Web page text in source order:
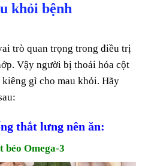
khỏi bệnh
trò quan trọng trong điều trị
Vậy người bị thoái hóa cột
gì cho mau khỏi. Hãy
thắt lưng nên ăn:
béo Omega-3